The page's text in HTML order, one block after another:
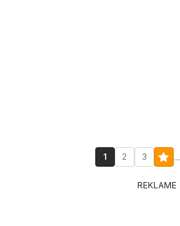
1 2 3 ...
REKLAME